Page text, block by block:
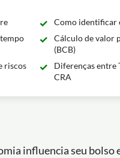
Como identificar
Cálculo de valor
(BCB)
riscos
Diferenças entre
CRA
influencia seu